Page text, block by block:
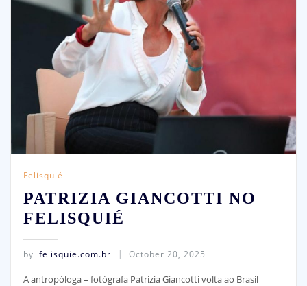
Felisquié
PATRIZIA GIANCOTTI NO
FELISQUIÉ
by felisquie.com.br October 20, 2025
A antropóloga – fotógrafa Patrizia Giancotti volta ao Brasil